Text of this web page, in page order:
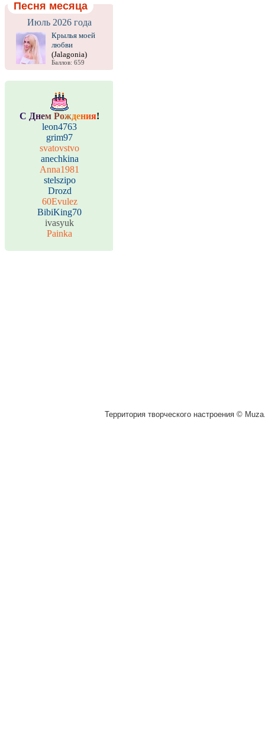
Песня месяца
Июль 2026 года
Крылья моей
любви
(Jalagonia)
Баллов: 659
С Днем Рождения!
leon4763
grim97
svatovstvo
anechkina
Anna1981
stelszipo
Drozd
60Evulez
BibiKing70
ivasyuk
Painka
Территория творческого настроения ©